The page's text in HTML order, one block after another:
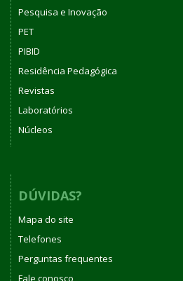
Pesquisa e Inovação
PET
PIBID
Residência Pedagógica
Revistas
Laboratórios
Núcleos
DÚVIDAS?
Mapa do site
Telefones
Perguntas frequentes
Fale conosco